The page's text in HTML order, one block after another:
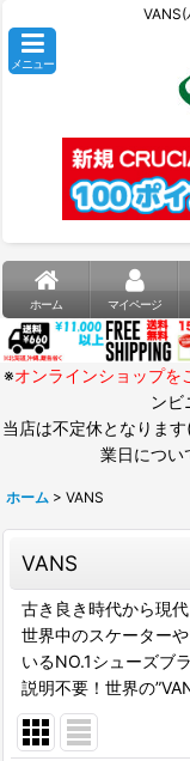
メニュー
ホーム マイページ
※オンラインショップを
ンビ
当店は不定休となります
業日につい
ホーム > VANS
VANS
古き良き時代から現
世界中のスケーター
いるNO.1シューズブ
説明不要！世界の